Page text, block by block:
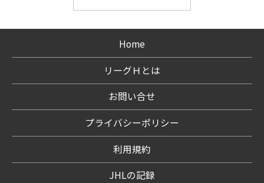
Home
リーグＨとは
お問い合せ
プライバシーポリシー
利用規約
JHLの記録